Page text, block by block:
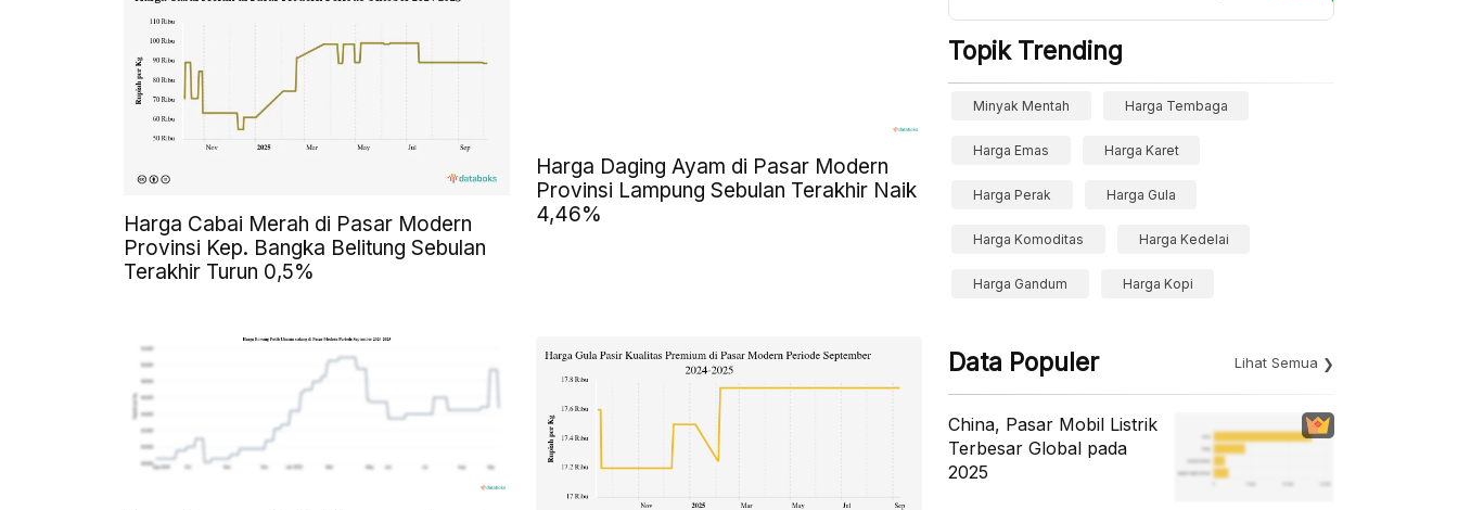
Harga Cabai Merah di Pasar Modern
Provinsi Kep. Bangka Belitung Sebulan
Terakhir Turun 0,5%
Harga Daging Ayam di Pasar Modern
Provinsi Lampung Sebulan Terakhir Naik
4,46%
Topik Trending
Minyak Mentah Harga Tembaga
Harga Emas Harga Karet
Harga Perak Harga Gula
Harga Komoditas Harga Kedelai
Harga Gandum Harga Kopi
Data Populer Lihat Semua
China, Pasar Mobil Listrik
Terbesar Global pada
2025